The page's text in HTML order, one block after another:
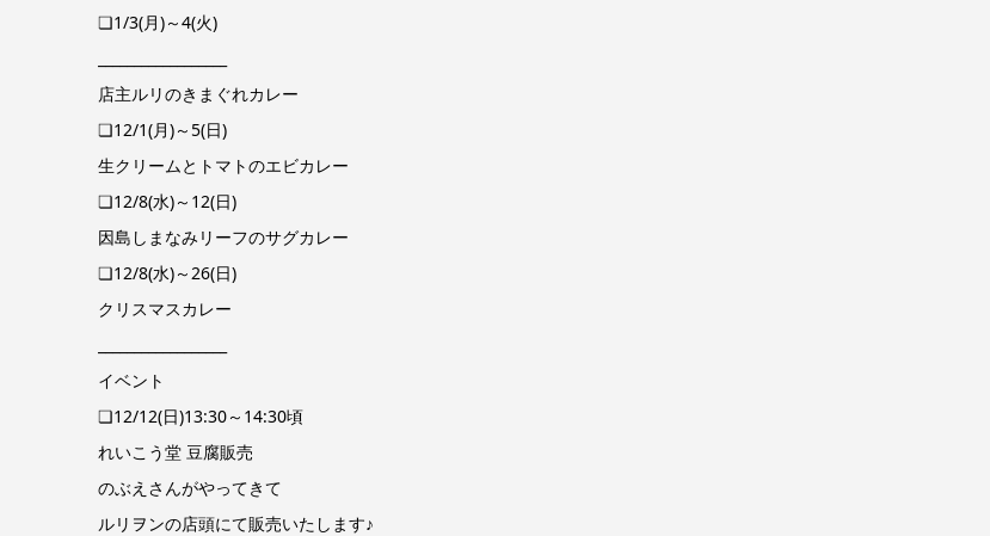
❏1/3(月)～4(火)
店主ルリのきまぐれカレー
❏12/1(月)～5(日)
生クリームとトマトのエビカレー
❏12/8(水)～12(日)
因島しまなみリーフのサグカレー
❏12/8(水)～26(日)
クリスマスカレー
イベント
❏12/12(日)13:30～14:30頃
れいこう堂 豆腐販売
のぶえさんがやってきて
ルリヲンの店頭にて販売いたします♪